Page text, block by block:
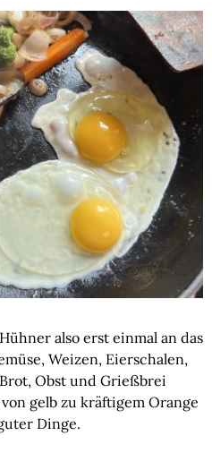
also erst einmal an das
Weizen, Eierschalen,
Obst und Grießbrei
gelb zu kräftigem Orange
Dinge.